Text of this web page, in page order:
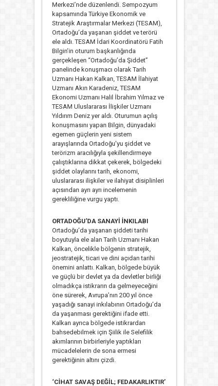
Merkezi’nde düzenlendi. Sempozyum
kapsamında Türkiye Ekonomik ve
Stratejik Araştırmalar Merkezi (TESAM),
Ortadoğu’da yaşanan şiddet ve terörü
ele aldı. TESAM İdari Koordinatörü Fatih
Bilgin’in oturum başkanlığında
gerçekleşen “Ortadoğu’da Şiddet”
panelinde konuşmacı olarak Tarih
Uzmanı Hakan Kalkan, TESAM İlahiyat
Uzmanı Akın Karadeniz, TESAM
Ekonomi Uzmanı Halil İbrahim Yılmaz ve
TESAM Uluslararası İlişkiler Uzmanı
Yıldırım Deniz yer aldı. Oturumun açılış
konuşmasını yapan Bilgin, dünyadaki
egemen güçlerin yeni sistem
arayışlarında Ortadoğu’yu şiddet ve
terörizm aracılığıyla şekillendirmeye
çalıştıklarına dikkat çekerek, bölgedeki
şiddet olaylarını tarih, ekonomi,
uluslararası ilişkiler ve ilahiyat disiplinleri
açısından ayrı ayrı incelemenin
gerekliliğine vurgu yaptı.
ORTADOĞU’DA SANAYİ İNKILABI
Ortadoğu’da yaşanan şiddeti tarihi
boyutuyla ele alan Tarih Uzmanı Hakan
Kalkan, öncelikle bölgenin stratejik,
jeostratejik, ticari ve dini açıdan tarihi
önemini anlattı. Kalkan, bölgede büyük
ve güçlü bir devlet ya da devletler birliği
olmadıkça istikrarın da gelmeyeceğini
öne sürerek, Avrupa’nın 200 yıl önce
yaşadığı sanayi inkılabının Ortadoğu’da
da yaşanması gerektiğini ifade etti.
Kalkan ayrıca bölgede istikrardan
bahsedebilmek için Şiilik ile Selefilik
akımlarının birbirleriyle yaptıkları
mücadelelerin de sona ermesi
gerektiğinin altını çizdi.
‘CİHAT SAVAŞ DEĞİL; FEDAKARLIKTIR’